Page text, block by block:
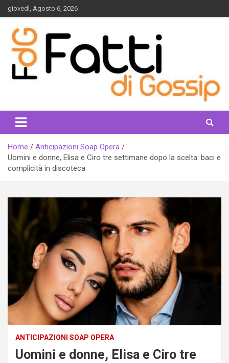
Skip
to
content
giovedì, Agosto 6, 2026
fattidigossip.com
Home
Anticipazioni Soap Opera
Uomini e donne, Elisa e Ciro tre settimane dopo la scelta: baci e
complicità in discoteca
ANTICIPAZIONI SOAP OPERA
Uomini e donne, Elisa e Ciro tre